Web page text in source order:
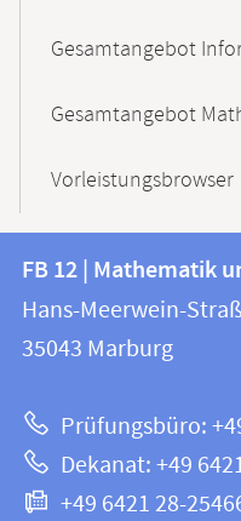
Gesamtangebot
Gesamtangebot
Vorleistungsbrowser
Kontakt
und
Informationen
Website
FB
12
|
und
Informatik
FB 12 | Mathematik
Hans-Meerwein-
35043 Marburg
Prüfungsbüro:
Dekanat: +49
+49 6421 28-